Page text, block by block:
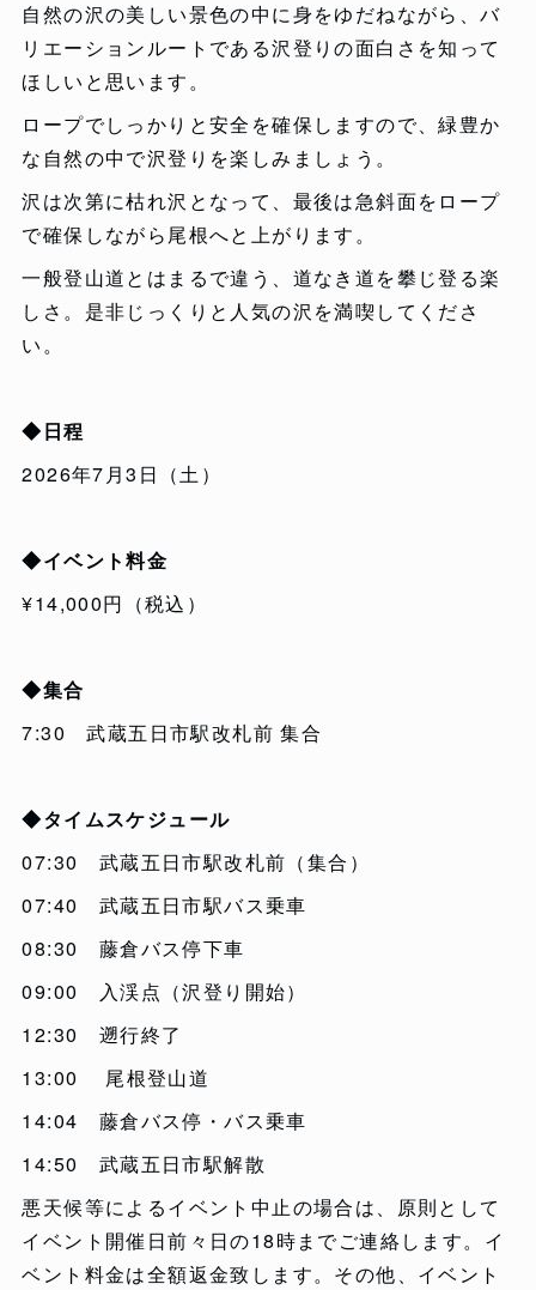
自然の沢の美しい景色の中に身をゆだねながら、バ
リエーションルートである沢登りの面白さを知って
ほしいと思います。
ロープでしっかりと安全を確保しますので、緑豊か
な自然の中で沢登りを楽しみましょう。
沢は次第に枯れ沢となって、最後は急斜面をロープ
で確保しながら尾根へと上がります。
一般登山道とはまるで違う、道なき道を攀じ登る楽
しさ。是非じっくりと人気の沢を満喫してくださ
い。
◆日程
2026年7月3日（土）
◆イベント料金
¥14,000円（税込）
◆集合
7:30 武蔵五日市駅改札前 集合
◆タイムスケジュール
07:30 武蔵五日市駅改札前（集合）
07:40 武蔵五日市駅バス乗車
08:30 藤倉バス停下車
09:00 入渓点（沢登り開始）
12:30 遡行終了
13:00 尾根登山道
14:04 藤倉バス停・バス乗車
14:50 武蔵五日市駅解散
悪天候等によるイベント中止の場合は、原則として
イベント開催日前々日の18時までご連絡します。イ
ベント料金は全額返金致します。その他、イベント